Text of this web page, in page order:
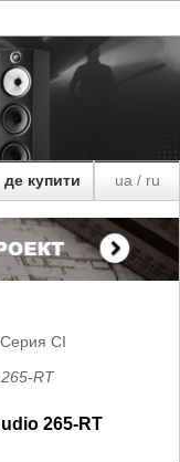
де купити ua/ ru
CI
RT
265-RT